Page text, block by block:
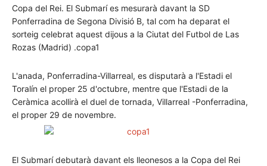
Copa del Rei. El Submarí es mesurarà davant la SD
Ponferradina de Segona Divisió B, tal com ha deparat el
sorteig celebrat aquest dijous a la Ciutat del Futbol de Las
Rozas (Madrid) .copa1
L'anada, Ponferradina-Villarreal, es disputarà a l'Estadi el
Toralín el proper 25 d'octubre, mentre que l'Estadi de la
Ceràmica acollirà el duel de tornada, Villarreal -Ponferradina,
el proper 29 de novembre.
El Submarí debutarà davant els lleonesos a la Copa del Rei